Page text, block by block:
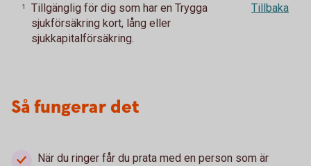
1
Tillgänglig för dig som har en Trygga
sjukförsäkring kort, lång eller
sjukkapitalförsäkring.
Tillbaka
Så fungerar det
När du ringer får du prata med en person som är